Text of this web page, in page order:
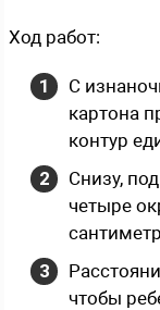
Ход работ:
С
картона
контур
Снизу,
четыре
чтобы